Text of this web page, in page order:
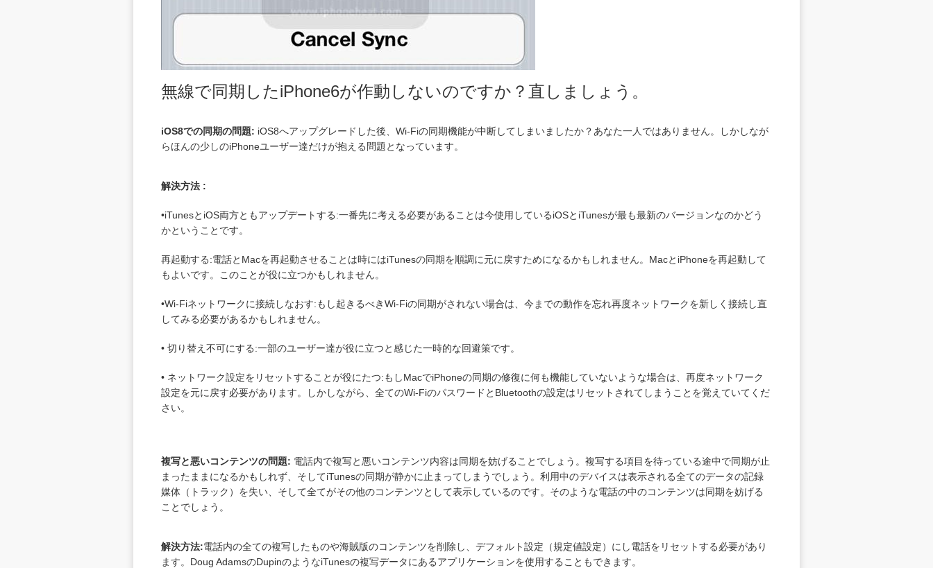
無線で同期したiPhone6が作動しないのですか？直しましょう。
iOS8での同期の問題: iOS8へアップグレードした後、Wi-Fiの同期機能が中断してしまいましたか？あなた一人ではありません。しかしなが
らほんの少しのiPhoneユーザー達だけが抱える問題となっています。
解決方法 :
•iTunesとiOS両方ともアップデートする:一番先に考える必要があることは今使用しているiOSとiTunesが最も最新のバージョンなのかどう
かということです。
再起動する:電話とMacを再起動させることは時にはiTunesの同期を順調に元に戻すためになるかもしれません。MacとiPhoneを再起動して
もよいです。このことが役に立つかもしれません。
•Wi-Fiネットワークに接続しなおす:もし起きるべきWi-Fiの同期がされない場合は、今までの動作を忘れ再度ネットワークを新しく接続し直
してみる必要があるかもしれません。
• 切り替え不可にする:一部のユーザー達が役に立つと感じた一時的な回避策です。
• ネットワーク設定をリセットすることが役にたつ:もしMacでiPhoneの同期の修復に何も機能していないような場合は、再度ネットワーク
設定を元に戻す必要があります。しかしながら、全てのWi-FiのパスワードとBluetoothの設定はリセットされてしまうことを覚えていてくだ
さい。
複写と悪いコンテンツの問題: 電話内で複写と悪いコンテンツ内容は同期を妨げることでしょう。複写する項目を待っている途中で同期が止
まったままになるかもしれず、そしてiTunesの同期が静かに止まってしまうでしょう。利用中のデバイスは表示される全てのデータの記録
媒体（トラック）を失い、そして全てがその他のコンテンツとして表示しているのです。そのような電話の中のコンテンツは同期を妨げる
ことでしょう。
解決方法:電話内の全ての複写したものや海賊版のコンテンツを削除し、デフォルト設定（規定値設定）にし電話をリセットする必要があり
ます。Doug AdamsのDupinのようなiTunesの複写データにあるアプリケーションを使用することもできます。